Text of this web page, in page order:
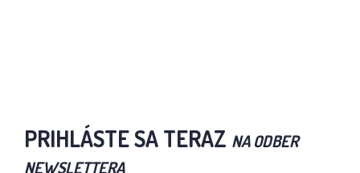
PRIHLÁSTE SA TERAZ NA ODBER
NEWSLETTERA